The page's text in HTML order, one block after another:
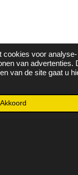
cookies voor analyse-
van advertenties.
van de site gaat u
Akkoord